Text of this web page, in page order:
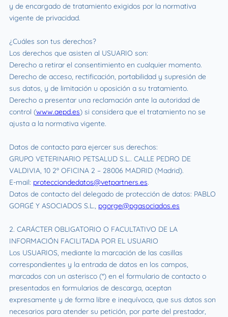
y de encargado de tratamiento exigidos por la normativa
vigente de privacidad.
¿Cuáles son tus derechos?
Los derechos que asisten al USUARIO son:
Derecho a retirar el consentimiento en cualquier momento.
Derecho de acceso, rectificación, portabilidad y supresión de
sus datos, y de limitación u oposición a su tratamiento.
Derecho a presentar una reclamación ante la autoridad de
control (www.aepd.es) si considera que el tratamiento no se
ajusta a la normativa vigente.
Datos de contacto para ejercer sus derechos:
GRUPO VETERINARIO PETSALUD S.L.. CALLE PEDRO DE
VALDIVIA, 10 2º OFICINA 2 – 28006 MADRID (Madrid).
E-mail: protecciondedatos@vetpartners.es.
Datos de contacto del delegado de protección de datos: PABLO
GORGÉ Y ASOCIADOS S.L., pgorge@pgasociados.es
2. CARÁCTER OBLIGATORIO O FACULTATIVO DE LA
INFORMACIÓN FACILITADA POR EL USUARIO
Los USUARIOS, mediante la marcación de las casillas
correspondientes y la entrada de datos en los campos,
marcados con un asterisco (*) en el formulario de contacto o
presentados en formularios de descarga, aceptan
expresamente y de forma libre e inequívoca, que sus datos son
necesarios para atender su petición, por parte del prestador,